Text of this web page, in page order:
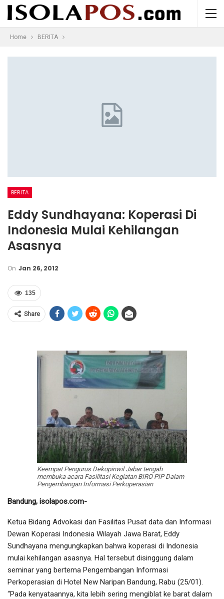
Home BERITA
BERITA
Eddy Sundhayana: Koperasi Di
Indonesia Mulai Kehilangan
Asasnya
On Jan 26, 2012
135
Share
Keempat Pengurus Dekopinwil Jabar tengah
membuka acara Fasilitasi Kegiatan BIRO PIP Dalam
Pengembangan Informasi Perkoperasian
Bandung, isolapos.com-
Ketua Bidang Advokasi dan Fasilitas Pusat data dan Informasi
Dewan Koperasi Indonesia Wilayah Jawa Barat, Eddy
Sundhayana mengungkapkan bahwa koperasi di Indonesia
mulai kehilangan asasnya. Hal tersebut disinggung dalam
seminar yang bertema Pengembangan Informasi
Perkoperasian di Hotel New Naripan Bandung, Rabu (25/01).
“Pada kenyataannya, kita lebih sering mengiblat ke barat dalam